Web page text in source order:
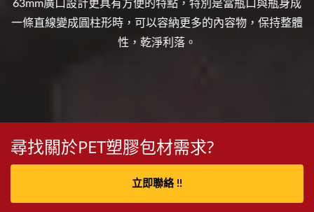
63mm廣口設計更具有方便的特點，特別是當瓶口與瓶身成
一條直線變成圓柱形時，可以容納更多的內容物，保持整體
性，乾淨利落。
尋找關於PET塑膠包材需求?
立即聯絡 !!